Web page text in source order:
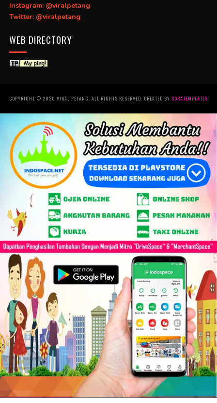
Instagram: @viralpetang
Twitter: @viralpetang
WEB DIRECTORY
COPYRIGHT © 2020 VIRAL PETANG. ALL RIGHTS RESERVED. CREATED BY SORATEMPLATES